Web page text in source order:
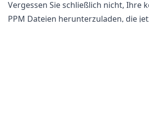
Vergessen Sie schließlich nicht, Ihre
PPM Dateien herunterzuladen, die